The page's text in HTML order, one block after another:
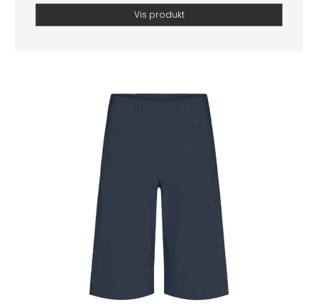
Vis produkt